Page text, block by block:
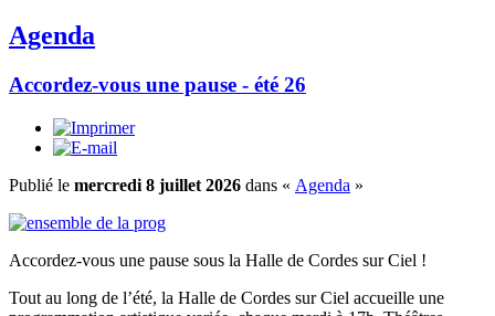
Agenda
Accordez-vous une pause - été 26
Publié le mercredi 8 juillet 2026 dans « Agenda »
Accordez-vous une pause sous la Halle de Cordes sur Ciel !
Tout au long de l’été, la Halle de Cordes sur Ciel accueille une